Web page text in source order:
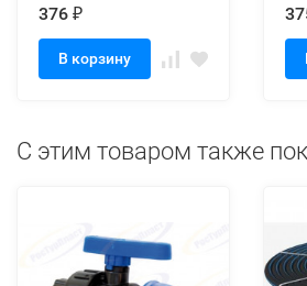
376 ₽
В корзину
C этим товаром также